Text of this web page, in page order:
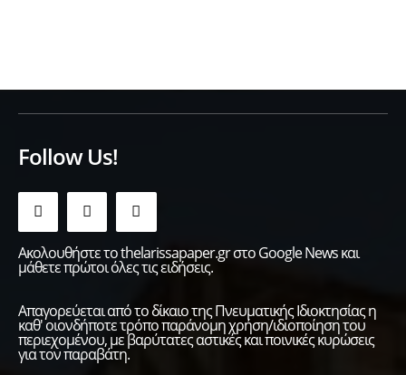
Follow Us!
Ακολουθήστε το thelarissapaper.gr στο Google News και
μάθετε πρώτοι όλες τις ειδήσεις.
Απαγορεύεται από το δίκαιο της Πνευματικής Ιδιοκτησίας η
καθ' οιονδήποτε τρόπο παράνομη χρήση/ιδιοποίηση του
περιεχομένου, με βαρύτατες αστικές και ποινικές κυρώσεις
για τον παραβάτη.